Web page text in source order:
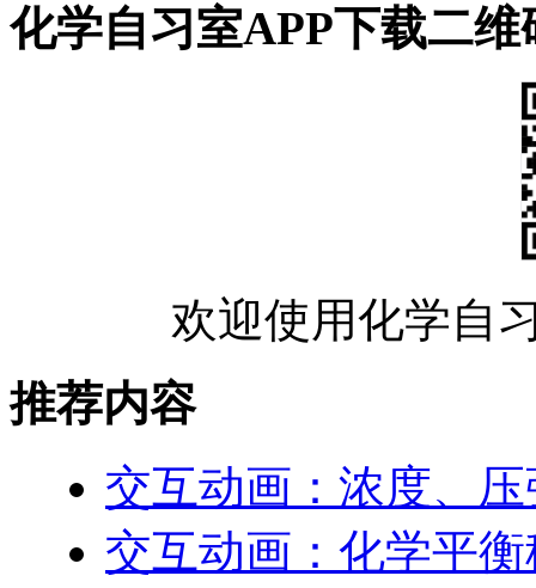
化学自习室APP下载二维
欢迎使用化学自
推荐内容
交互动画：浓度、
交互动画：化学平